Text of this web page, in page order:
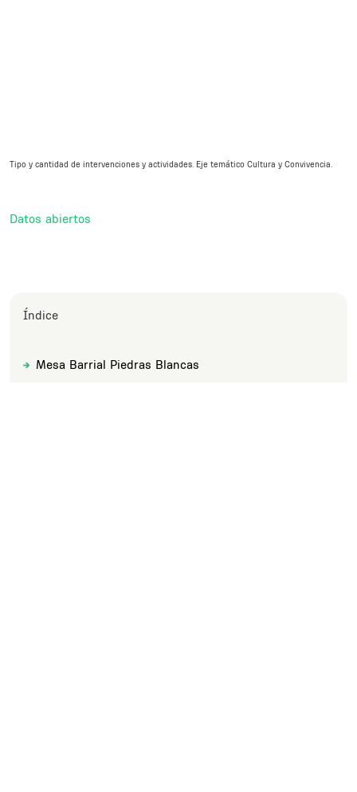
Tipo y cantidad de intervenciones y actividades. Eje temático Cultura y Convivencia.
Datos abiertos
Índice
Sections
TitleMesa Barrial Piedras Blancas